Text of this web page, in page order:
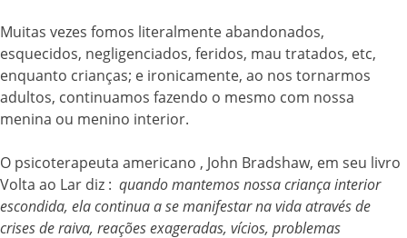
Muitas vezes fomos literalmente abandonados,
esquecidos, negligenciados, feridos, mau tratados, etc,
enquanto crianças; e ironicamente, ao nos tornarmos
adultos, continuamos fazendo o mesmo com nossa
menina ou menino interior.
O psicoterapeuta americano , John Bradshaw, em seu livro
Volta ao Lar diz : quando mantemos nossa criança interior
escondida, ela continua a se manifestar na vida através de
crises de raiva, reações exageradas, vícios, problemas